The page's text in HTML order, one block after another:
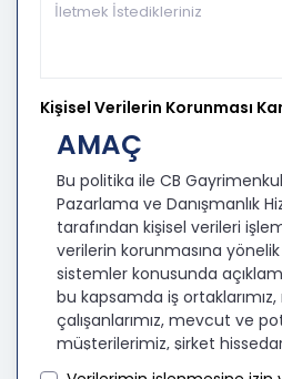
Kişisel Verilerin Korunması
AMAÇ
Bu politika ile CB
Pazarlama ve Danışmanlık
tarafından kişisel verileri
verilerin korunmasına
sistemler konusunda
bu kapsamda iş
çalışanlarımız, mevcut ve
müşterilerimiz, şirket
ziyaretçilerimiz ve üçüncü